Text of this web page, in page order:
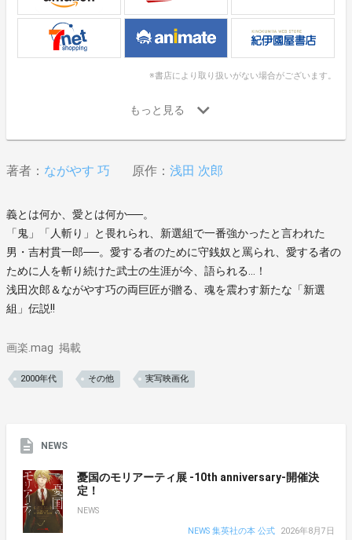
※書店により取り扱いがない場合がございます。
著者： ながやす 巧 原作： 浅田 次郎
義とは何か、愛とは何か──。
「鬼」「人斬り」と畏れられ、新選組で一番強かったと言われた
男・吉村貫一郎──。愛する者のために守銭奴と罵られ、愛する者の
ために人を斬り続けた武士の生涯が今、語られる…！
浅田次郎＆ながやす巧の両巨匠が贈る、魂を震わす新たな「新選
組」伝説!!
画楽.mag 掲載
2000年代 その他 実写映画化
NEWS
憂国のモリアーティ展 -10th anniversary-開催決
定！
NEWS
NEWS 集英社の本 公式
2026年8月7日